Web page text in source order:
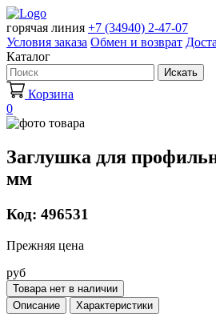
горячая линия +7 (34940) 2-47-07
Условия заказа Обмен и возврат
Каталог
Искать
Корзина
0
Заглушка для
мм
Код: 496531
Прежняя цена
руб
Товара нет в наличии
Описание
Характеристики